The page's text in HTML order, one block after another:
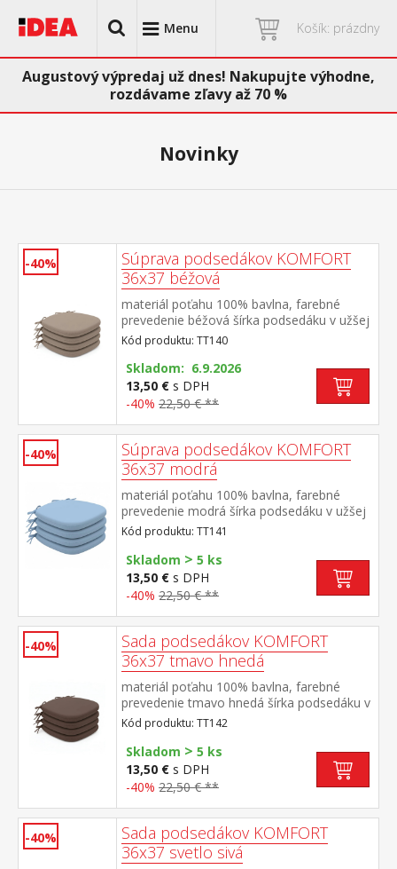
Menu Košík: prázdny
Augustový výpredaj už dnes! Nakupujte výhodne,
rozdávame zľavy až 70 %
Novinky
-40%
Súprava podsedákov KOMFORT
36x37 béžová
materiál poťahu 100% bavlna, farebné
prevedenie béžová šírka podsedáku v užšej
časti 24 cm, v rohoch všité šnúrky na
pripevnenie poťah snímateľný a prateľný do
40 °C materiál výplne 100% PU (molitan)
balenie obsahuje 4 kusy podsedákov
Kód produktu: TT140
Skladom: 6.9.2026
13,50 € s DPH
-40% 22,50 € **
-40%
Súprava podsedákov KOMFORT
36x37 modrá
materiál poťahu 100% bavlna, farebné
prevedenie modrá šírka podsedáku v užšej
časti 24 cm, v rohoch všité šnúrky na
pripevnenie poťah snímateľný a prateľný do
40 °C materiál výplne 100% PU (molitan)
balenie obsahuje 4 kusy podsedákov
Kód produktu: TT141
Skladom > 5 ks
13,50 € s DPH
-40% 22,50 € **
-40%
Sada podsedákov KOMFORT
36x37 tmavo hnedá
materiál poťahu 100% bavlna, farebné
prevedenie tmavo hnedá šírka podsedáku v
užšej časti 24 cm, v rohoch všité šnúrky na
pripevnenie poťah snímateľný a prateľný do
40 °C materiál výplne 100% PU (molitan)
balenie obsahuje 4 kusy podsedákov
Kód produktu: TT142
Skladom > 5 ks
13,50 € s DPH
-40% 22,50 € **
-40%
Sada podsedákov KOMFORT
36x37 svetlo sivá